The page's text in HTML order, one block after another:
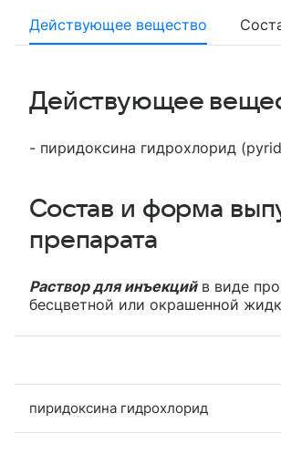
Действующее вещество
Действующее
- пиридоксина гидрохлорид
Состав и форма
препарата
Раствор для инъекцийв виде
бесцветной или окрашенной
пиридоксина гидрохлорид